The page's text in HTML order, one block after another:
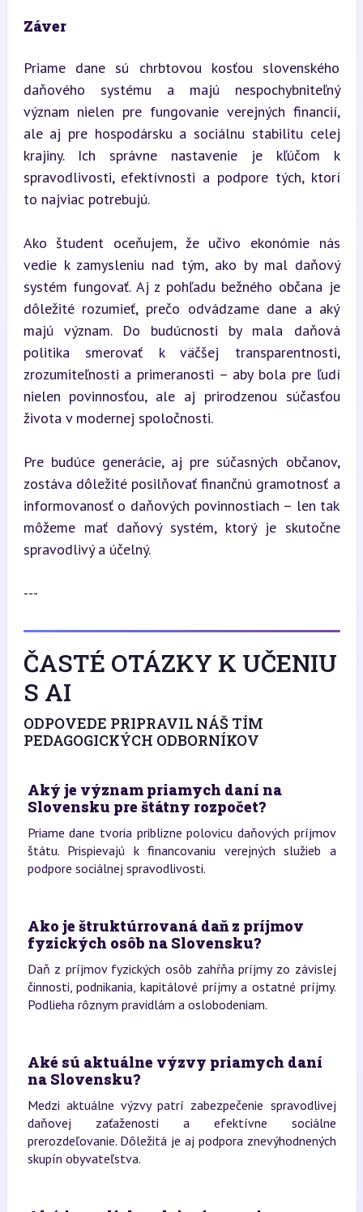
Záver
Priame dane sú chrbtovou kosťou slovenského
daňového systému a majú nespochybniteľný
význam nielen pre fungovanie verejných financií,
ale aj pre hospodársku a sociálnu stabilitu celej
krajiny. Ich správne nastavenie je kľúčom k
spravodlivosti, efektívnosti a podpore tých, ktorí
to najviac potrebujú.
Ako študent oceňujem, že učivo ekonómie nás
vedie k zamysleniu nad tým, ako by mal daňový
systém fungovať. Aj z pohľadu bežného občana je
dôležité rozumieť, prečo odvádzame dane a aký
majú význam. Do budúcnosti by mala daňová
politika smerovať k väčšej transparentnosti,
zrozumiteľnosti a primeranosti – aby bola pre ľudí
nielen povinnosťou, ale aj prirodzenou súčasťou
života v modernej spoločnosti.
Pre budúce generácie, aj pre súčasných občanov,
zostáva dôležité posilňovať finančnú gramotnosť a
informovanosť o daňových povinnostiach – len tak
môžeme mať daňový systém, ktorý je skutočne
spravodlivý a účelný.
---
ČASTÉ OTÁZKY K UČENIU
S AI
ODPOVEDE PRIPRAVIL NÁŠ TÍM
PEDAGOGICKÝCH ODBORNÍKOV
Aký je význam priamych daní na
Slovensku pre štátny rozpočet?
Priame dane tvoria priblizne polovicu daňových príjmov
štátu. Prispievajú k financovaniu verejných služieb a
podpore sociálnej spravodlivosti.
Ako je štruktúrrovaná daň z príjmov
fyzických osôb na Slovensku?
Daň z príjmov fyzických osôb zahŕňa príjmy zo závislej
činnosti, podnikania, kapitálové príjmy a ostatné príjmy.
Podlieha rôznym pravidlám a oslobodeniam.
Aké sú aktuálne výzvy priamych daní
na Slovensku?
Medzi aktuálne výzvy patrí zabezpečenie spravodlivej
daňovej zaťaženosti a efektívne sociálne
prerozdeľovanie. Dôležitá je aj podpora znevýhodnených
skupín obyvateľstva.